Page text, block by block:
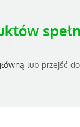
lub przejść do